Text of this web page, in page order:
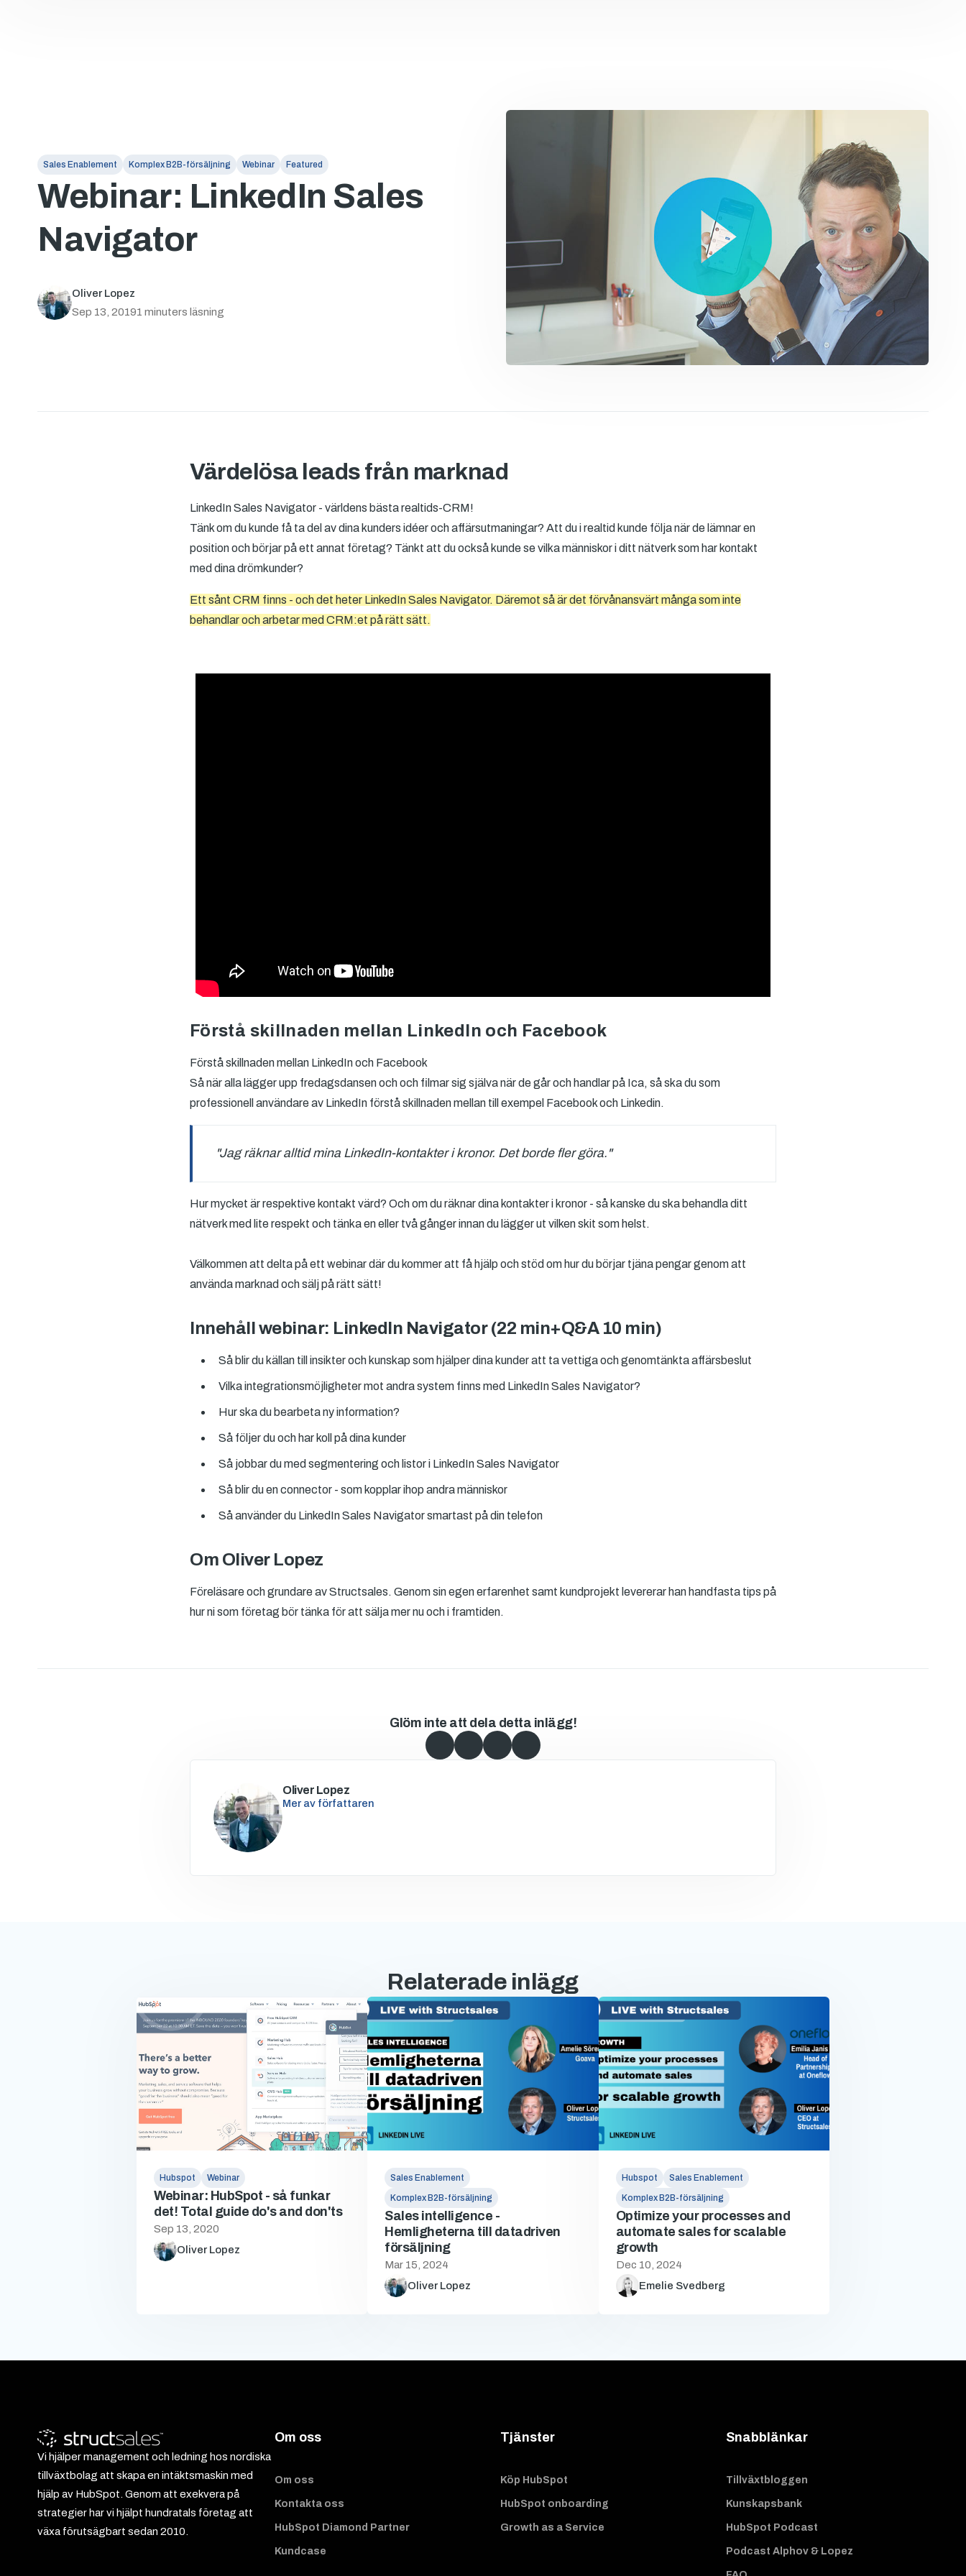
Sales Enablement Komplex B2B-försäljning Webinar Featured
Webinar: LinkedIn Sales
Navigator
Oliver Lopez
Sep 13, 20191 minuters läsning
Värdelösa leads från marknad
LinkedIn Sales Navigator - världens bästa realtids-CRM!
Tänk om du kunde få ta del av dina kunders idéer och affärsutmaningar? Att du i realtid kunde följa när de lämnar en
position och börjar på ett annat företag? Tänkt att du också kunde se vilka människor i ditt nätverk som har kontakt
med dina drömkunder?
Ett sånt CRM finns - och det heter LinkedIn Sales Navigator. Däremot så är det förvånansvärt många som inte
behandlar och arbetar med CRM:et på rätt sätt.
Förstå skillnaden mellan LinkedIn och Facebook
Förstå skillnaden mellan LinkedIn och Facebook
Så när alla lägger upp fredagsdansen och och filmar sig själva när de går och handlar på Ica, så ska du som
professionell användare av LinkedIn förstå skillnaden mellan till exempel Facebook och Linkedin.
"Jag räknar alltid mina LinkedIn-kontakter i kronor. Det borde fler göra."
Hur mycket är respektive kontakt värd? Och om du räknar dina kontakter i kronor - så kanske du ska behandla ditt
nätverk med lite respekt och tänka en eller två gånger innan du lägger ut vilken skit som helst.
Välkommen att delta på ett webinar där du kommer att få hjälp och stöd om hur du börjar tjäna pengar genom att
använda marknad och sälj på rätt sätt!
Innehåll webinar: LinkedIn Navigator (22 min+Q&A 10 min)
Så blir du källan till insikter och kunskap som hjälper dina kunder att ta vettiga och genomtänkta affärsbeslut
Vilka integrationsmöjligheter mot andra system finns med LinkedIn Sales Navigator?
Hur ska du bearbeta ny information?
Så följer du och har koll på dina kunder
Så jobbar du med segmentering och listor i LinkedIn Sales Navigator
Så blir du en connector - som kopplar ihop andra människor
Så använder du LinkedIn Sales Navigator smartast på din telefon
Om Oliver Lopez
Föreläsare och grundare av Structsales. Genom sin egen erfarenhet samt kundprojekt levererar han handfasta tips på
hur ni som företag bör tänka för att sälja mer nu och i framtiden.
Glöm inte att dela detta inlägg!
Oliver Lopez
Mer av författaren
Relaterade inlägg
Hubspot Webinar
Webinar: HubSpot - så funkar
det! Total guide do's and don'ts
Sep 13, 2020
Oliver Lopez
Sales Enablement
Komplex B2B-försäljning
Sales intelligence -
Hemligheterna till datadriven
försäljning
Mar 15, 2024
Oliver Lopez
Hubspot
Sales Enablement
Komplex B2B-försäljning
Optimize your processes and
automate sales for scalable
growth
Dec 10, 2024
Emelie Svedberg
Vi hjälper management och ledning hos nordiska
tillväxtbolag att skapa en intäktsmaskin med
hjälp av HubSpot. Genom att exekvera på
strategier har vi hjälpt hundratals företag att
växa förutsägbart sedan 2010.
Om oss
Om oss
Kontakta oss
HubSpot Diamond Partner
Kundcase
Tjänster
Köp HubSpot
HubSpot onboarding
Growth as a Service
Snabblänkar
Tillväxtbloggen
Kunskapsbank
HubSpot Podcast
Podcast Alphov & Lopez